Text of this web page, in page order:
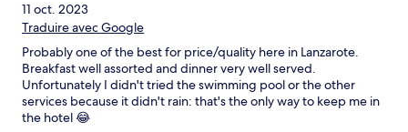
11 oct. 2023
Traduire avec Google
Probably one of the best for price/quality here in Lanzarote.
Breakfast well assorted and dinner very well served.
Unfortunately I didn't tried the swimming pool or the other
services because it didn't rain: that's the only way to keep me in
the hotel 😂